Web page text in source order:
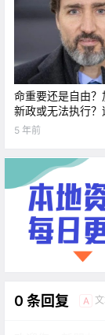
命重要还是自由？
新政或无法执行？
议，竟然违反这项
5 年前
0 条回复 A